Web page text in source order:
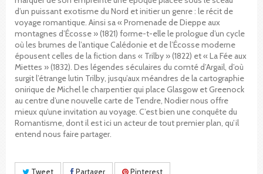
d’un puissant exotisme du Nord et initier un genre : le récit de
voyage romantique. Ainsi sa « Promenade de Dieppe aux
montagnes d’Écosse » (1821) forme-t-elle le prologue d’un cycle
où les brumes de l’antique Calédonie et de l’Écosse moderne
épousent celles de la fiction dans « Trilby » (1822) et « La Fée aux
Miettes » (1832). Des légendes séculaires du comté d’Argail, d’où
surgit l’étrange lutin Trilby, jusqu’aux méandres de la cartographie
onirique de Michel le charpentier qui place Glasgow et Greenock
au centre d’une nouvelle carte de Tendre, Nodier nous offre
mieux qu’une invitation au voyage. C’est bien une conquête du
Romantisme, dont il est ici un acteur de tout premier plan, qu’il
entend nous faire partager.
Tweet Partager Pinterest